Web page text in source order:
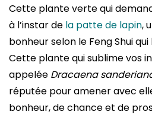
Cette plante verte qui
à l’instar de la patte de lapin,
bonheur selon le Feng Shui qui
Cette plante qui sublime vos
appelée Dracaena
réputée pour amener avec
bonheur, de chance et de